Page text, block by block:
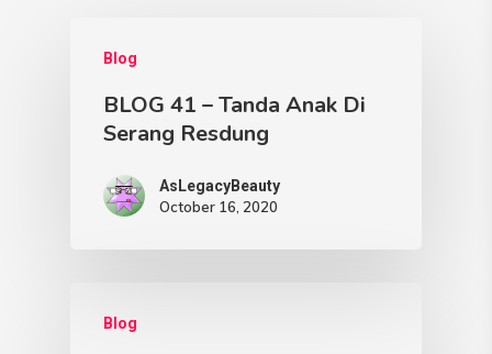
Blog
BLOG 41 – Tanda Anak Di
Serang Resdung
AsLegacyBeauty
October 16, 2020
Blog